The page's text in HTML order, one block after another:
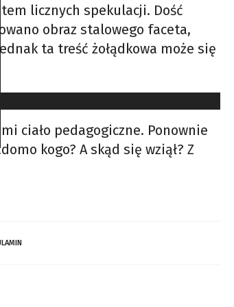
licznych spekulacji. Dość
obraz stalowego faceta,
ta treść żołądkowa może się
ciało pedagogiczne. Ponownie
kogo? A skąd się wziął? Z